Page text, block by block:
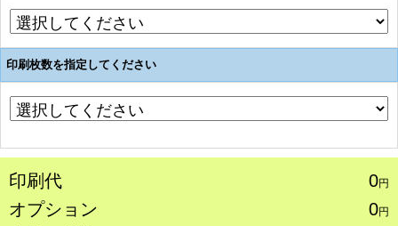
印刷枚数を指定してください
印刷代 0円
オプション 0円